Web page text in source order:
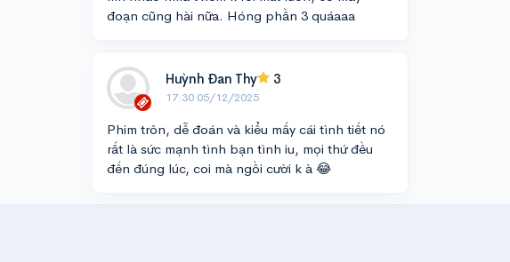
đoạn cũng hài nữa. Hóng phần 3 quáaaa
Huỳnh Đan Thy 3
17:30 05/12/2025
Phim trôn, dễ đoán và kiểu mấy cái tình tiết nó
rất là sức mạnh tình bạn tình iu, mọi thứ đều
đến đúng lúc, coi mà ngồi cười k à 😂